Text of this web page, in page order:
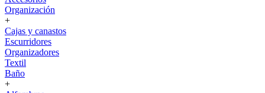
Organización
+
Cajas y canastos
Escurridores
Organizadores
Textil
Baño
+